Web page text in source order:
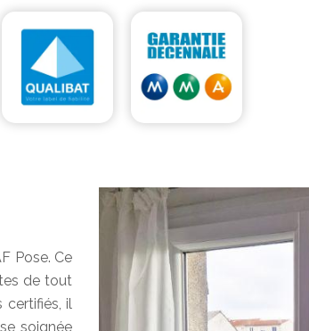
Pose. Ce
de tout
certifiés, il
soignée